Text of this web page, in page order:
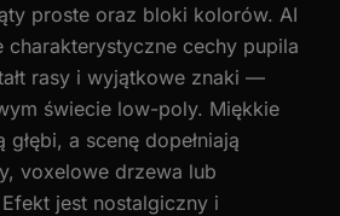
proste oraz bloki kolorów. AI
charakterystyczne cechy pupila
rasy i wyjątkowe znaki —
świecie low-poly. Miękkie
a scenę dopełniają
voxelowe drzewa lub
jest nostalgiczny i